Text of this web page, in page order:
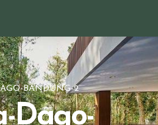
BANDUNG-2
Dago-